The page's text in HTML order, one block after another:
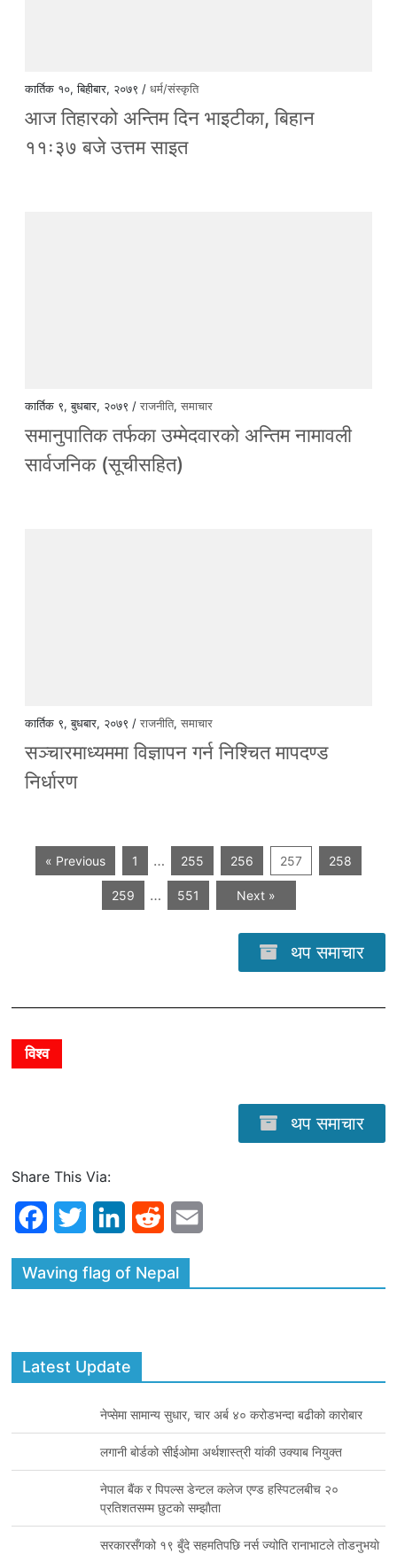
कार्तिक १०, बिहीबार, २०७९ /धर्म/संस्कृति
आज तिहारको अन्तिम दिन भाइटीका, बिहान
११ः३७ बजे उत्तम साइत
कार्तिक ९, बुधबार, २०७९ /राजनीति,समाचार
समानुपातिक तर्फका उम्मेदवारको अन्तिम नामावली
सार्वजनिक (सूचीसहित)
कार्तिक ९, बुधबार, २०७९ /राजनीति,समाचार
सञ्चारमाध्यममा विज्ञापन गर्न निश्चित मापदण्ड
निर्धारण
« Previous 1 … 255 256 257 258
259 … 551 Next »
थप समाचार
विश्व
थप समाचार
Share This Via:
c
o
i
e
n
d
I
d
t
Waving flag of Nepal
Latest Update
नेप्सेमा सामान्य सुधार, चार अर्ब ४० करोडभन्दा बढीको कारोबार
लगानी बोर्डको सीईओमा अर्थशास्त्री यांकी उक्याब नियुक्त
नेपाल बैंक र पिपल्स डेन्टल कलेज एण्ड हस्पिटलबीच २०
प्रतिशतसम्म छुटकाे सम्झाैता
सरकारसँगको १९ बुँदे सहमतिपछि नर्स ज्योति रानाभाटले तोडनुभयाे